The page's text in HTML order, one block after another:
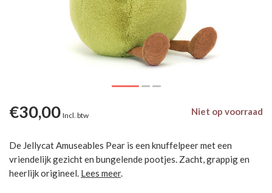
€30,00 Incl. btw Niet op voorraad
De Jellycat Amuseables Pear is een knuffelpeer met een
vriendelijk gezicht en bungelende pootjes. Zacht, grappig en
heerlijk origineel. Lees meer.